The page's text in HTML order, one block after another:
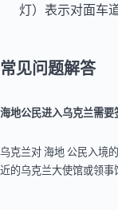
灯）表示对面车
常见问题解答
海地公民进入乌克兰需要
乌克兰对 海地 公民入境
近的乌克兰大使馆或领事